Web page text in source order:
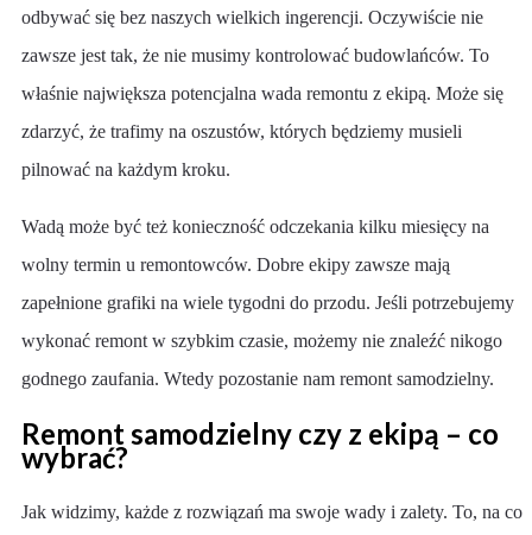
odbywać się bez naszych wielkich ingerencji. Oczywiście nie
zawsze jest tak, że nie musimy kontrolować budowlańców. To
właśnie największa potencjalna wada remontu z ekipą. Może się
zdarzyć, że trafimy na oszustów, których będziemy musieli
pilnować na każdym kroku.
Wadą może być też konieczność odczekania kilku miesięcy na
wolny termin u remontowców. Dobre ekipy zawsze mają
zapełnione grafiki na wiele tygodni do przodu. Jeśli potrzebujemy
wykonać remont w szybkim czasie, możemy nie znaleźć nikogo
godnego zaufania. Wtedy pozostanie nam remont samodzielny.
Remont samodzielny czy z ekipą – co
wybrać?
Jak widzimy, każde z rozwiązań ma swoje wady i zalety. To, na co